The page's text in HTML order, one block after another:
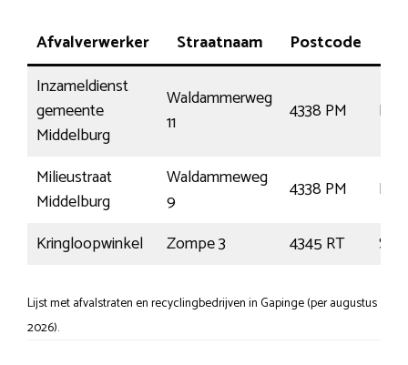
Afvalverwerker Straatnaam Postcode
Inzameldienst
gemeente
Middelburg
Waldammerweg
11
4338 PM
Milieustraat
Middelburg
Waldammeweg
9
4338 PM
Kringloopwinkel
Zompe 3 4345 RT
Lijst met afvalstraten en recyclingbedrijven in Gapinge (per augustus
2026).